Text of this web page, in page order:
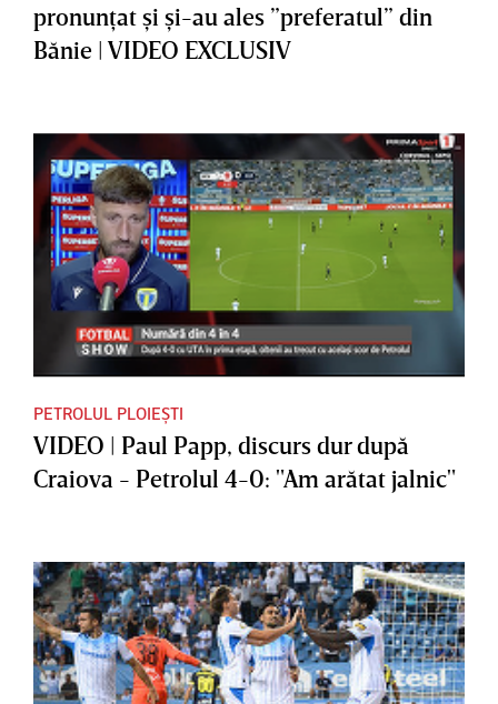
pronunţat şi şi-au ales ”preferatul” din
Bănie | VIDEO EXCLUSIV
PETROLUL PLOIEȘTI
VIDEO | Paul Papp, discurs dur după
Craiova - Petrolul 4-0: "Am arătat jalnic"